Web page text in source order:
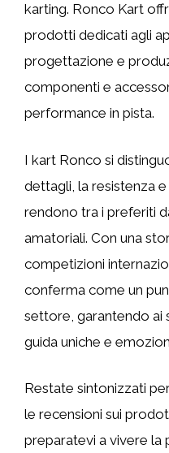
karting. Ronco Kart
prodotti dedicati agli
progettazione e
componenti e
performance in pista.
I kart Ronco si
dettagli, la resistenza
rendono tra i preferiti
amatoriali. Con una
competizioni
conferma come un
settore, garantendo ai
guida uniche e
Restate sintonizzati
le recensioni sui
preparatevi a vivere la